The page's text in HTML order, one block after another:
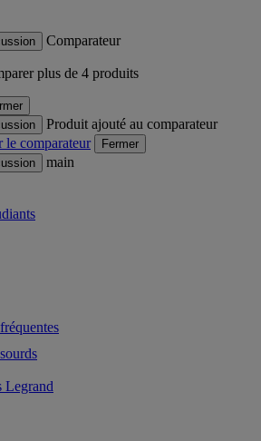
Comparateur
plus de 4 produits
Produit ajouté au comparateur
le comparateur
Fermer
main
Legrand